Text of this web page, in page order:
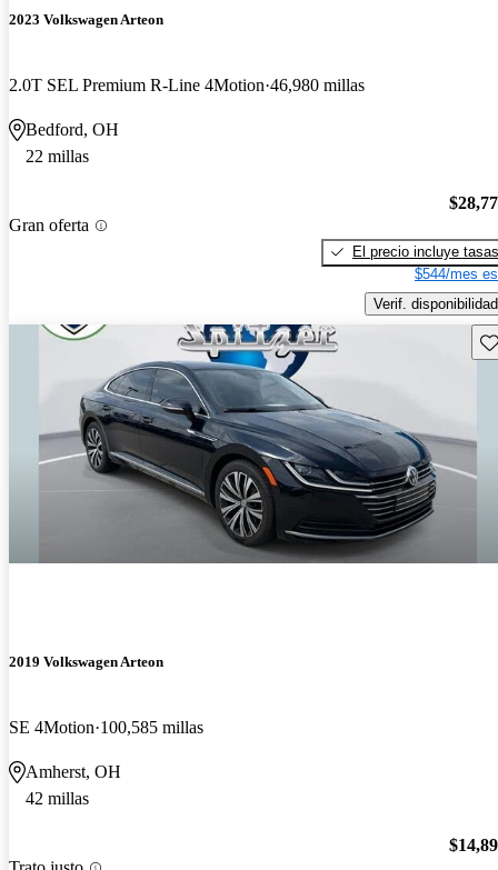
2023 Volkswagen Arteon
2.0T SEL Premium R-Line 4Motion 46,980 millas
Bedford, OH
22 millas
Gran oferta
El precio incluye tasas
$544/mes
Verif. disponibilidad
2019 Volkswagen Arteon
SE 4Motion 100,585 millas
Amherst, OH
42 millas